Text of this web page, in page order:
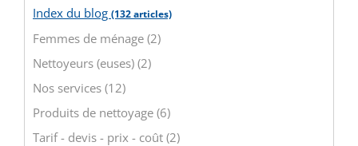
Index du blog (132 articles)
Femmes de ménage (2)
Nettoyeurs (euses) (2)
Nos services (12)
Produits de nettoyage (6)
Tarif - devis - prix - coût (2)